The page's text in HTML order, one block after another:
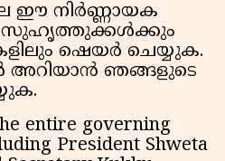
ഈ നിർണ്ണായക
സുഹൃത്തുക്കൾക്കും
ഷെയർ ചെയ്യുക.
അറിയാൻ ഞങ്ങളുടെ
entire governing
President Shweta